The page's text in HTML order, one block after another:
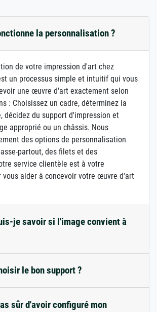
la personnalisation ?
de votre impression d'art chez
un processus simple et intuitif qui vous
une œuvre d'art exactement selon
: Choisissez un cadre, déterminez la
décidez du support d'impression et
approprié ou un châssis. Nous
des options de personnalisation
partout, des filets et des
service clientèle est à votre
vous aider à concevoir votre œuvre d'art
je savoir si l'image convient à
le bon support ?
sûr d'avoir configuré mon